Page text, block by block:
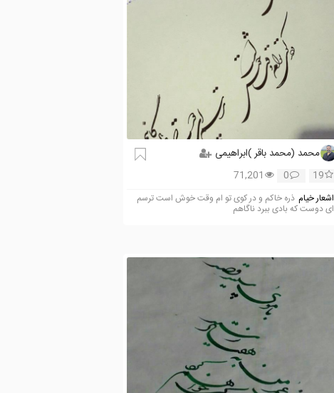
محمد (محمد باقر )ابراهیمی
19
0
71,201
اشعار خیام ذره خاکم و در کوی تو ام وقت خوش است ترسم
ای دوست که بادی ببرد ناگاهم